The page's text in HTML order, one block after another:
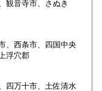
観音寺市、さぬき
、西条市、四国中央
浮穴郡
四万十市、土佐清水